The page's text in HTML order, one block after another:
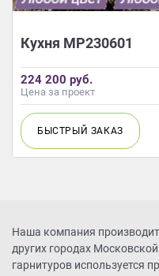
Кухня МР230601
224 200 руб.
Цена за проект
БЫСТРЫЙ ЗАКАЗ
Наша компания
других городах
гарнитуров используется